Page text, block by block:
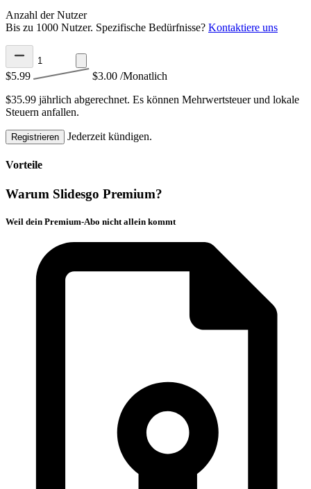
Anzahl der Nutzer
Bis zu 1000 Nutzer. Spezifische Bedürfnisse? Kontaktiere uns
$5.99 $3.00 /Monatlich
$35.99 jährlich abgerechnet. Es können Mehrwertsteuer und lokale
Steuern anfallen.
Registrieren Jederzeit kündigen.
Vorteile
Warum Slidesgo Premium?
Weil dein Premium-Abo nicht allein kommt